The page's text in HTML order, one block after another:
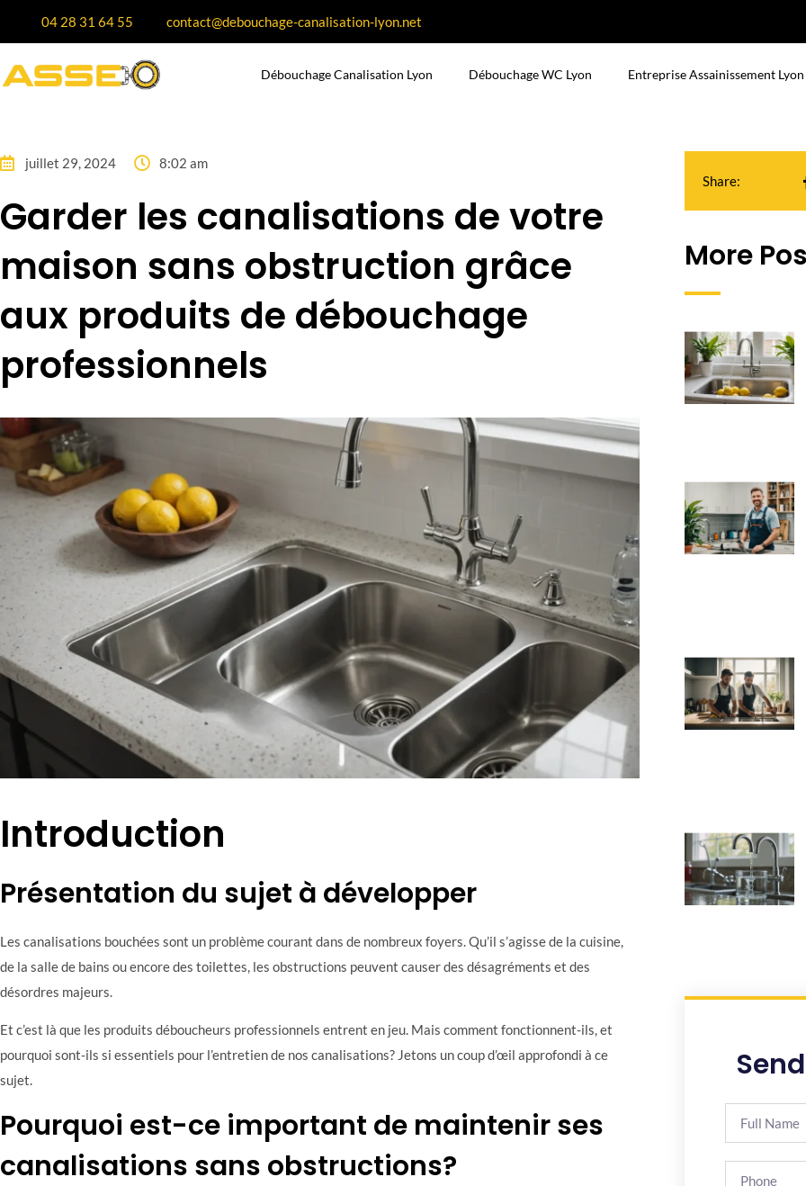
04 28 31 64 55 contact@debouchage-canalisation-lyon.net
Débouchage Canalisation Lyon Débouchage WC Lyon Entreprise Assainissement Lyon
juillet 29, 2024 8:02 am
Garder les canalisations de votre
maison sans obstruction grâce
aux produits de débouchage
professionnels
Introduction
Présentation du sujet à développer
Les canalisations bouchées sont un problème courant dans de nombreux foyers. Qu’il s’agisse de la cuisine,
de la salle de bains ou encore des toilettes, les obstructions peuvent causer des désagréments et des
désordres majeurs.
Et c’est là que les produits déboucheurs professionnels entrent en jeu. Mais comment fonctionnent-ils, et
pourquoi sont-ils si essentiels pour l’entretien de nos canalisations? Jetons un coup d’œil approfondi à ce
sujet.
Pourquoi est-ce important de maintenir ses
canalisations sans obstructions?
Share:
More